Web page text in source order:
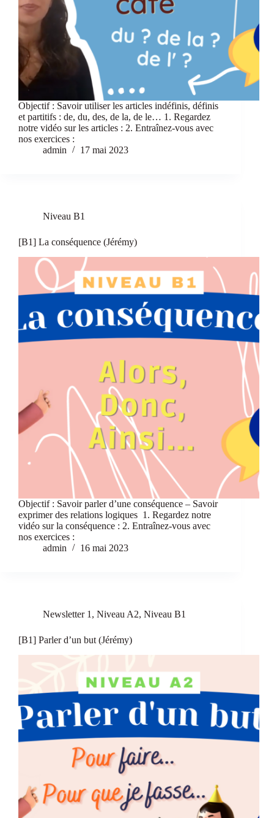
Objectif : Savoir utiliser les articles indéfinis, définis
et partitifs : de, du, des, de la, de le… 1. Regardez
notre vidéo sur les articles : 2. Entraînez-vous avec
nos exercices :
admin
17 mai 2023
Niveau B1
[B1] La conséquence (Jérémy)
Objectif : Savoir parler d’une conséquence – Savoir
exprimer des relations logiques 1. Regardez notre
vidéo sur la conséquence : 2. Entraînez-vous avec
nos exercices :
admin
16 mai 2023
Newsletter 1 , Niveau A2, Niveau B1
[B1] Parler d’un but (Jérémy)